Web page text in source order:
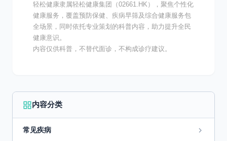
轻松健康隶属轻松健康集团（02661.HK），聚焦个性化
健康服务，覆盖预防保健、疾病早筛及综合健康服务包
全场景，同时依托专业策划的科普内容，助力提升全民
健康意识。
内容仅供科普，不替代面诊，不构成诊疗建议。
内容分类
常见疾病